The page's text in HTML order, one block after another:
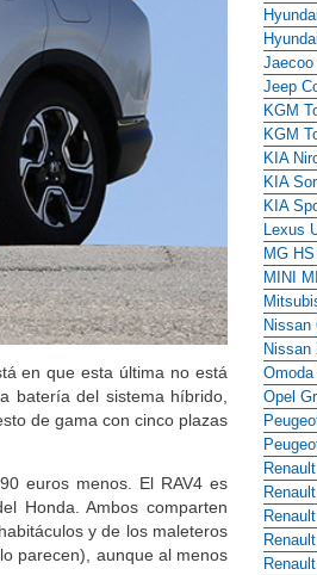
en que esta última no está
batería del sistema híbrido,
de gama con cinco plazas
euros menos. El RAV4 es
Honda. Ambos comparten
y de los maleteros
parecen), aunque al menos
Jaecoo
Jeep
KGM
KGM
KIA
KIA
KIA
Lexus
MG
MINI
Nissan
Nissan
Opel